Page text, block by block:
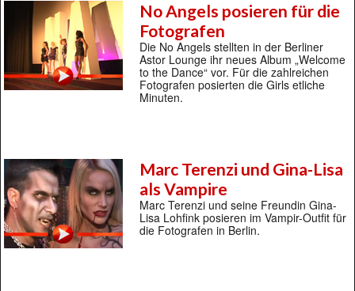
No Angels posieren für die
Fotografen
Die No Angels stellten in der Berliner
Astor Lounge ihr neues Album „Welcome
to the Dance“ vor. Für die zahlreichen
Fotografen posierten die Girls etliche
Minuten.
Marc Terenzi und Gina-Lisa
als Vampire
Marc Terenzi und seine Freundin Gina-
Lisa Lohfink posieren im Vampir-Outfit für
die Fotografen in Berlin.